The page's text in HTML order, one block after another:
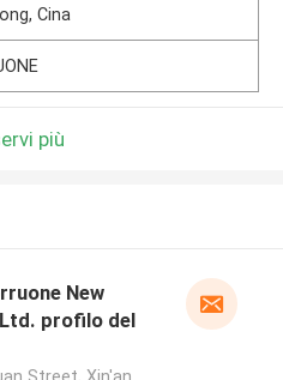
Cina
più
New
profilo del